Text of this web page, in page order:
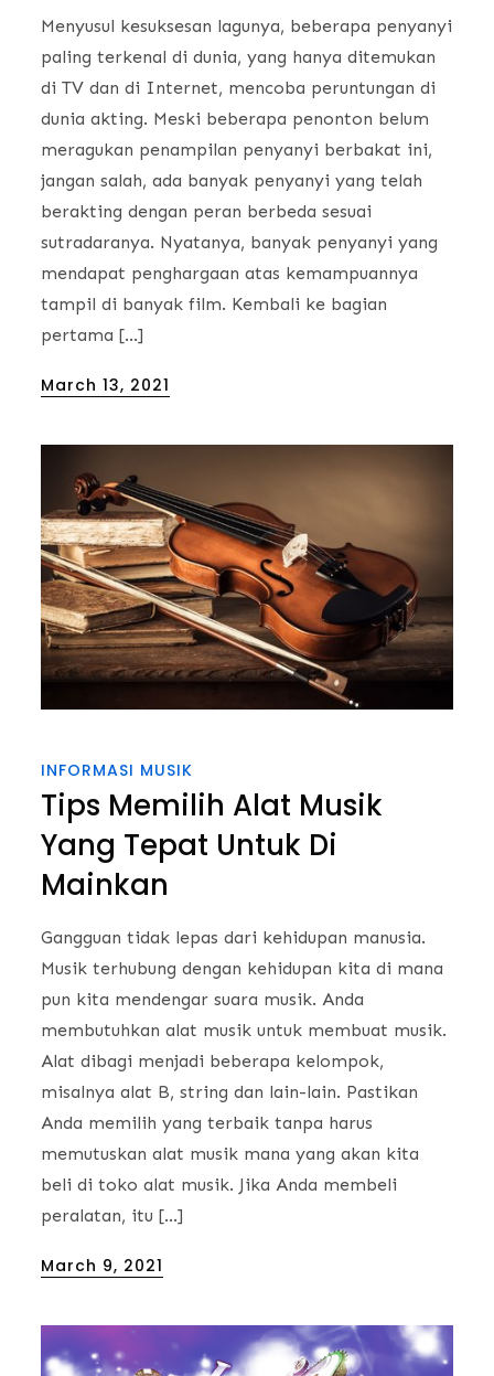
Menyusul kesuksesan lagunya, beberapa penyanyi
paling terkenal di dunia, yang hanya ditemukan
di TV dan di Internet, mencoba peruntungan di
dunia akting. Meski beberapa penonton belum
meragukan penampilan penyanyi berbakat ini,
jangan salah, ada banyak penyanyi yang telah
berakting dengan peran berbeda sesuai
sutradaranya. Nyatanya, banyak penyanyi yang
mendapat penghargaan atas kemampuannya
tampil di banyak film. Kembali ke bagian
pertama […]
Posted
March 13, 2021
INFORMASI MUSIK
Tips Memilih Alat Musik
Yang Tepat Untuk Di
Mainkan
Gangguan tidak lepas dari kehidupan manusia.
Musik terhubung dengan kehidupan kita di mana
pun kita mendengar suara musik. Anda
membutuhkan alat musik untuk membuat musik.
Alat dibagi menjadi beberapa kelompok,
misalnya alat B, string dan lain-lain. Pastikan
Anda memilih yang terbaik tanpa harus
memutuskan alat musik mana yang akan kita
beli di toko alat musik. Jika Anda membeli
peralatan, itu […]
Posted
March 9, 2021